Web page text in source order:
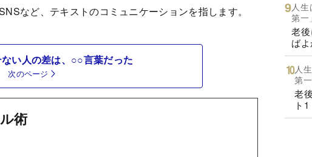
など、テキストのコミュニケーションを指します。
い人の差は、○○言葉だった
次のページ
術
人
第一
老
ば
人
第
老
ト1